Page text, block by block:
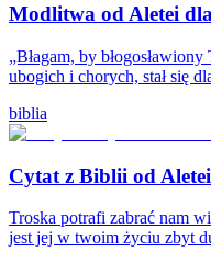
Modlitwa od Aletei
„Błagam, by
ubogich i chorych, stał się
biblia
Cytat z Biblii od
Troska potrafi zabrać nam
jest jej w twoim życiu zbyt